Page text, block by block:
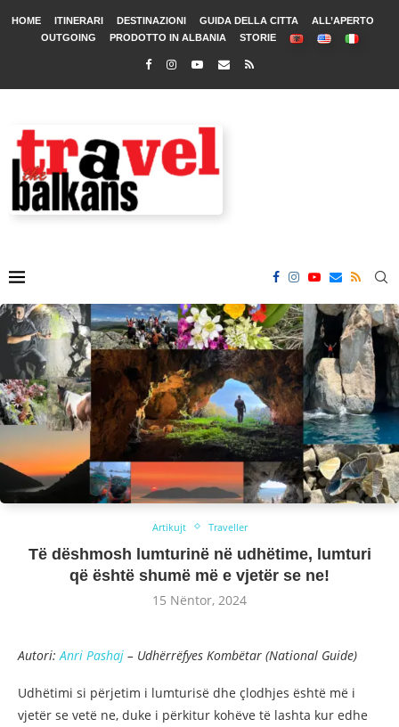
HOME ITINERARI DESTINAZIONI GUIDA DELLA CITTA
ALL’APERTO
OUTGOING
PRODOTTO IN ALBANIA STORIE
Artikujt Traveller
Të dëshmosh lumturinë në udhëtime, lumturi
që është shumë më e vjetër se ne!
15 Nëntor, 2024
Autori: Anri Pashaj – Udhërrëfyes Kombëtar (National Guide)
Udhëtimi si përjetim i lumturisë dhe çlodhjes është më i
vjetër se vetë ne, duke i përkitur kohëve të lashta kur edhe